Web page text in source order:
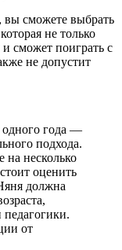
вы сможете выбрать
не только
сможет поиграть с
не допустит
одного года —
подхода.
на несколько
оценить
должна
педагогики.
от